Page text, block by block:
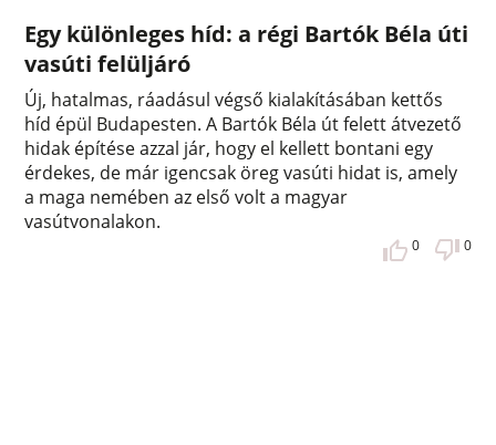
Egy különleges híd: a régi Bartók Béla úti
vasúti felüljáró
Új, hatalmas, ráadásul végső kialakításában kettős
híd épül Budapesten. A Bartók Béla út felett átvezető
hidak építése azzal jár, hogy el kellett bontani egy
érdekes, de már igencsak öreg vasúti hidat is, amely
a maga nemében az első volt a magyar
vasútvonalakon.
0 0